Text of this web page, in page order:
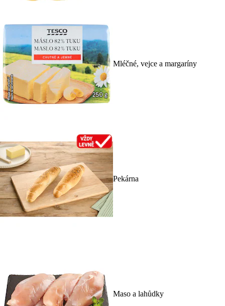
Mléčné, vejce a margaríny
Pekárna
Maso a lahůdky